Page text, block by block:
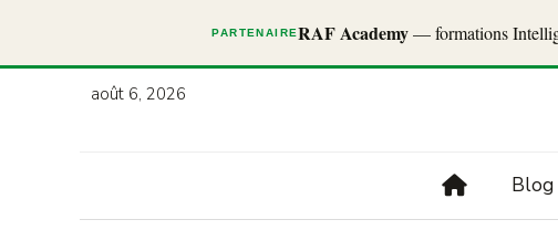
PARTENAIRERAF Academy— formations
août 6, 2026
Blog